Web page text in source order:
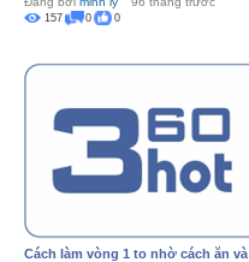
157 0 0
Cách làm vòng 1 to nhờ cách ăn và